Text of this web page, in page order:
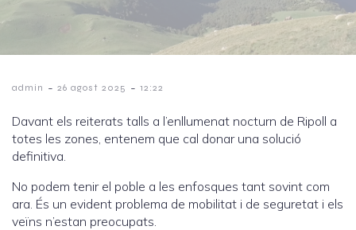
admin - 26 agost 2025 - 12:22
Davant els reiterats talls a l’enllumenat nocturn de Ripoll a
totes les zones, entenem que cal donar una solució
definitiva.
No podem tenir el poble a les enfosques tant sovint com
ara. És un evident problema de mobilitat i de seguretat i els
veïns n’estan preocupats.